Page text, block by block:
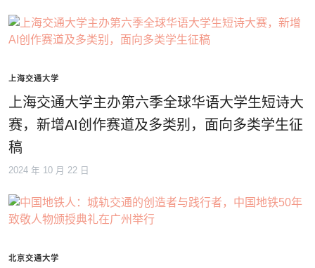
上海交通大学
上海交通大学主办第六季全球华语大学生短诗大
赛，新增AI创作赛道及多类别，面向多类学生征
稿
2024 年 10 月 22 日
北京交通大学